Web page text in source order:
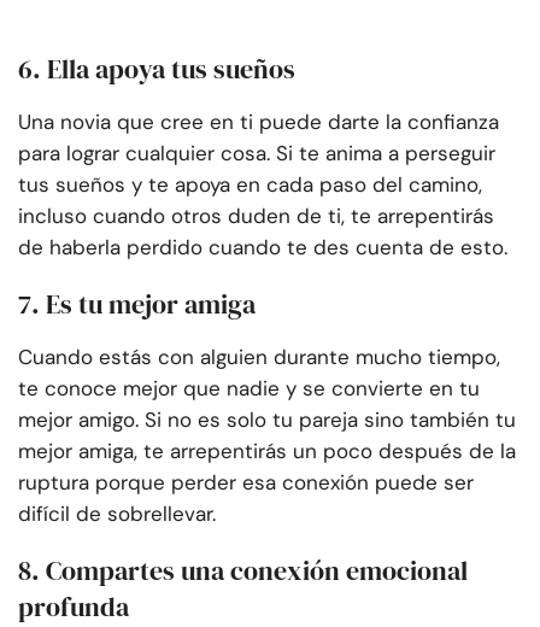
6. Ella apoya tus sueños
Una novia que cree en ti puede darte la confianza
para lograr cualquier cosa. Si te anima a perseguir
tus sueños y te apoya en cada paso del camino,
incluso cuando otros duden de ti, te arrepentirás
de haberla perdido cuando te des cuenta de esto.
7. Es tu mejor amiga
Cuando estás con alguien durante mucho tiempo,
te conoce mejor que nadie y se convierte en tu
mejor amigo. Si no es solo tu pareja sino también tu
mejor amiga, te arrepentirás un poco después de la
ruptura porque perder esa conexión puede ser
difícil de sobrellevar.
8. Compartes una conexión emocional
profunda